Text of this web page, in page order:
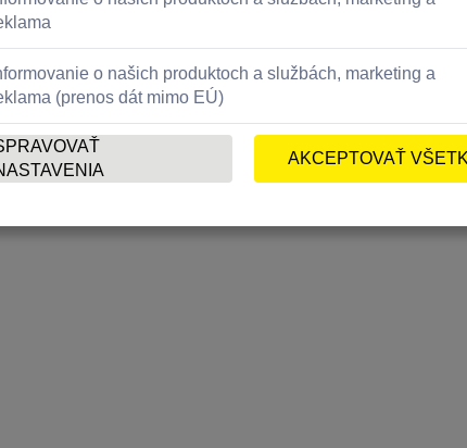
Parádnej pôžičky (RPMN):
celková výška pôžičky:
poskytnutie: 0 EUR, počet splátok/doba splatnosti 95
zákonný predpoklad). Štandardná úroková sadzba:
zo skutočného počtu dní v jednotlivých mesiacoch